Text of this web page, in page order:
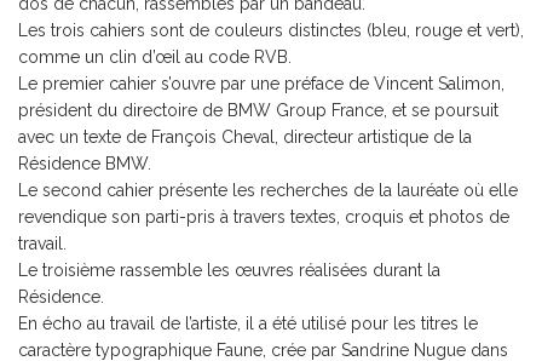
Les trois cahiers sont de couleurs distinctes (bleu, rouge et vert),
comme un clin d’œil au code RVB.
Le premier cahier s’ouvre par une préface de Vincent Salimon,
président du directoire de BMW Group France, et se poursuit
avec un texte de François Cheval, directeur artistique de la
Résidence BMW.
Le second cahier présente les recherches de la lauréate où elle
revendique son parti-pris à travers textes, croquis et photos de
travail.
Le troisième rassemble les œuvres réalisées durant la
Résidence.
En écho au travail de l’artiste, il a été utilisé pour les titres le
caractère typographique Faune, crée par Sandrine Nugue dans